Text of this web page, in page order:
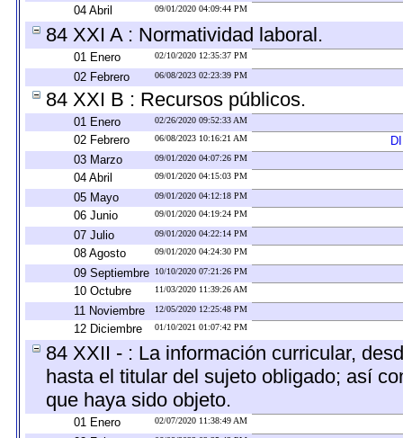
04 Abril 09/01/2020 04:09:44 PM
84 XXI A : Normatividad laboral.
01 Enero 02/10/2020 12:35:37 PM
02 Febrero 06/08/2023 02:23:39 PM
84 XXI B : Recursos públicos.
01 Enero 02/26/2020 09:52:33 AM
02 Febrero 06/08/2023 10:16:21 AM
03 Marzo
09/01/2020 04:07:26 PM
04 Abril 09/01/2020 04:15:03 PM
05 Mayo 09/01/2020 04:12:18 PM
06 Junio 09/01/2020 04:19:24 PM
07 Julio 09/01/2020 04:22:14 PM
08 Agosto 09/01/2020 04:24:30 PM
09 Septiembre 10/10/2020 07:21:26 PM
10 Octubre 11/03/2020 11:39:26 AM
11 Noviembre 12/05/2020 12:25:48 PM
12 Diciembre 01/10/2021 01:07:42 PM
84 XXII - : La información curricular,
hasta el titular del sujeto obligado; así
que haya sido objeto.
01 Enero 02/07/2020 11:38:49 AM